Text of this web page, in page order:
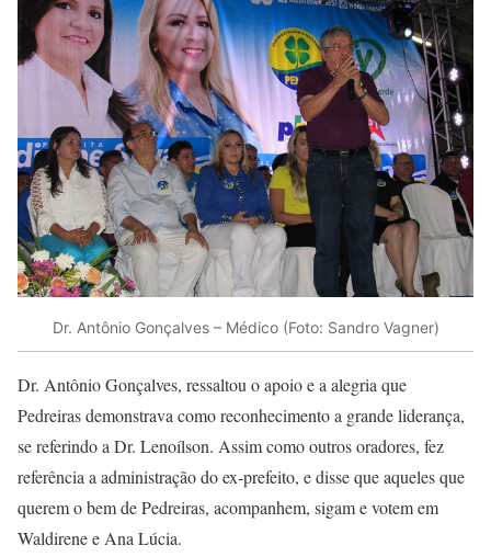
Dr. Antônio Gonçalves – Médico (Foto: Sandro Vagner)
Dr. Antônio Gonçalves, ressaltou o apoio e a alegria que
Pedreiras demonstrava como reconhecimento a grande liderança,
se referindo a Dr. Lenoílson. Assim como outros oradores, fez
referência a administração do ex-prefeito, e disse que aqueles que
querem o bem de Pedreiras, acompanhem, sigam e votem em
Waldirene e Ana Lúcia.